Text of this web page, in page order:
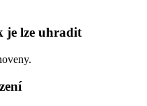
je lze uhradit